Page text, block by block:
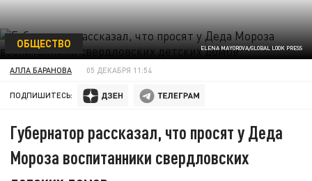
ELENA MAYOROVA/GLOBAL LOOK PRESS
ОБЩЕСТВО
АЛЛА БАРАНОВА 05 ДЕКАБРЯ 11:54
ПОДПИШИТЕСЬ:
Губернатор рассказал, что просят у Деда
Мороза воспитанники свердловских